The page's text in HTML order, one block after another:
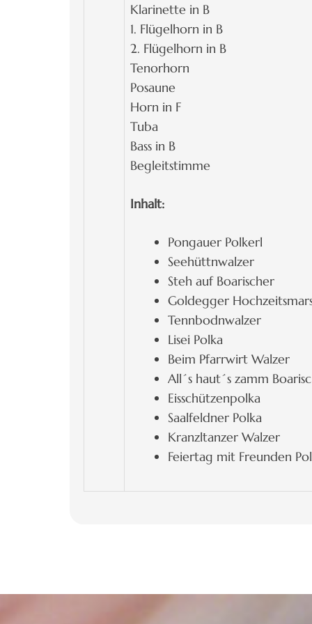
Klarinette in B
1. Flügelhorn in B
2. Flügelhorn in B
Tenorhorn
Posaune
Horn in F
Tuba
Bass in B
Begleitstimme
Inhalt:
Pongauer Polkerl
Seehüttnwalzer
Steh auf Boarischer
Goldegger
Tennbodnwalzer
Lisei Polka
Beim Pfarrwirt Walzer
All´s haut´s zamm
Eisschützenpolka
Saalfeldner Polka
Kranzltanzer Walzer
Feiertag mit Freunden